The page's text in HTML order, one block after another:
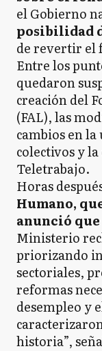
el Gobierno
posibilidad
de revertir el
Entre los
quedaron
creación del
(FAL), las
cambios en
colectivos y
Teletrabajo.
Horas
Humano,
anunció
Ministerio
priorizando
sectoriales,
reformas
desempleo y
historia”,